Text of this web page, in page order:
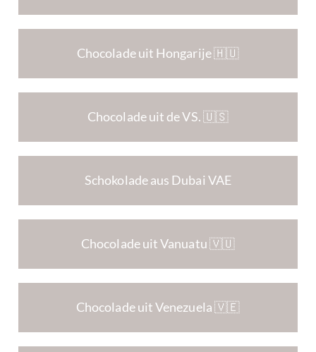
Chocolade uit Hongarije 🇭🇺
Chocolade uit de VS. 🇺🇸
Schokolade aus Dubai VAE
Chocolade uit Vanuatu 🇻🇺
Chocolade uit Venezuela 🇻🇪